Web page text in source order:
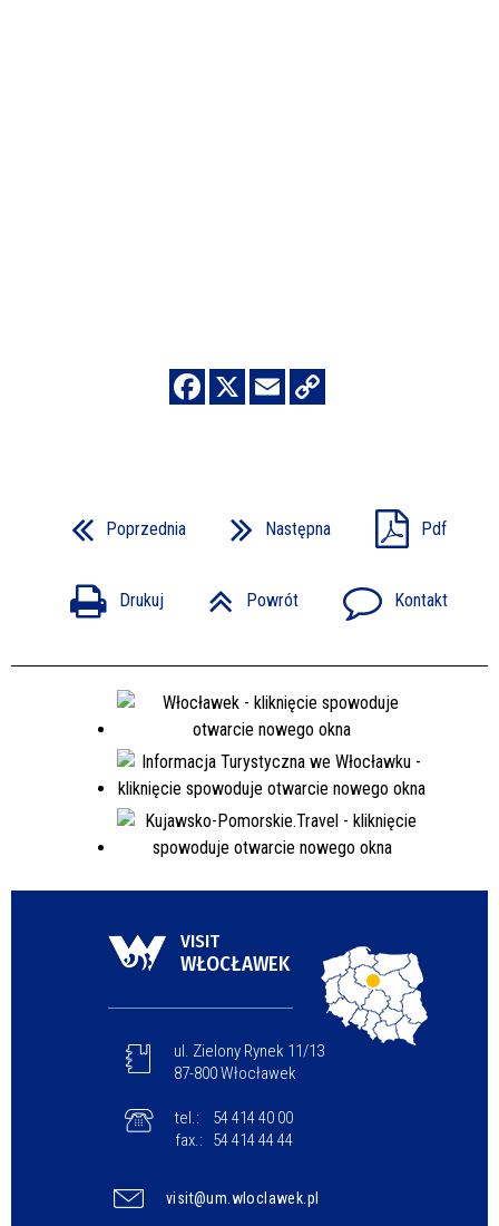
Poprzednia Następna Pdf
Drukuj Powrót Kontakt
VISIT
WŁOCŁAWEK
ul. Zielony Rynek 11/13
87-800 Włocławek
tel.:
54 414 40 00
fax.:
54 414 44 44
visit@um.wloclawek.pl